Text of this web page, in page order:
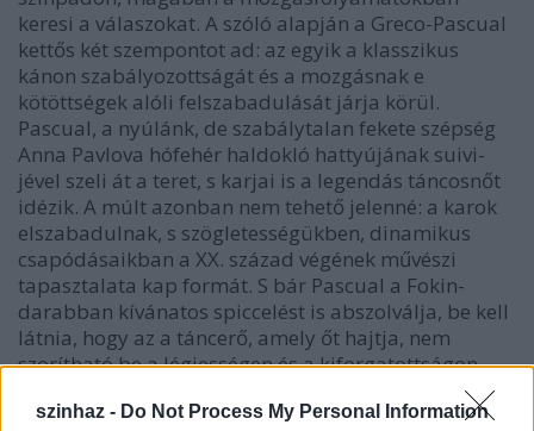
szinhaz - Do Not Process My Personal Information
keresi a válaszokat. A szóló alapján a Greco-Pascual
kettős két szempontot ad: az egyik a klasszikus
kánon szabályozottságát és a mozgásnak e
kötöttségek alóli felszabadulását járja körül.
Pascual, a nyúlánk, de szabálytalan fekete szépség
Anna Pavlova hófehér haldokló hattyújának suivi-
jével szeli át a teret, s karjai is a legendás táncosnőt
idézik. A múlt azonban nem tehető jelenné: a karok
elszabadulnak, s szögletességükben, dinamikus
csapódásaikban a XX. század végének művészi
tapasztalata kap formát. S bár Pascual a Fokin-
darabban kívánatos spiccelést is abszolválja, be kell
látnia, hogy az a táncerő, amely őt hajtja, nem
szorítható be a légiességen és a kiforgatottságon
alapuló mechanikus szépségeszmény keretei közé. A
másik alapkérdés, amelyet e szóló felvet, az előadó